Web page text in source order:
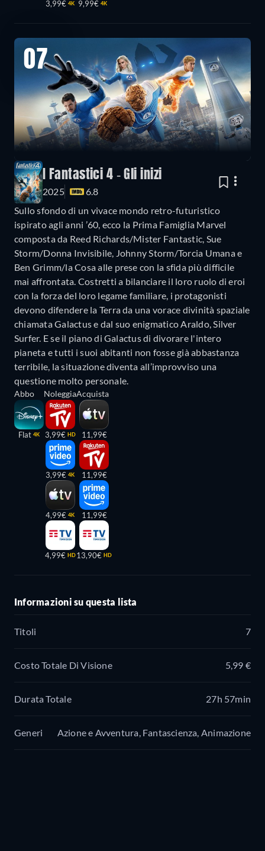
3,99€ 4K 9,99€ 4K
07
I Fantastici 4 - Gli inizi
2025
6.8
Sullo sfondo di un vivace mondo retro-futuristico
ispirato agli anni ’60, ecco la Prima Famiglia Marvel
composta da Reed Richards/Mister Fantastic, Sue
Storm/Donna Invisibile, Johnny Storm/Torcia Umana e
Ben Grimm/la Cosa alle prese con la sfida più difficile
mai affrontata. Costretti a bilanciare il loro ruolo di eroi
con la forza del loro legame familiare, i protagonisti
devono difendere la Terra da una vorace divinità spaziale
chiamata Galactus e dal suo enigmatico Araldo, Silver
Surfer. E se il piano di Galactus di divorare l'intero
pianeta e tutti i suoi abitanti non fosse già abbastanza
terribile, la situazione diventa all’improvviso una
questione molto personale.
Abbo
Flat 4K
Noleggia
3,99€ HD
3,99€ 4K
4,99€ 4K
4,99€ HD
Acquista
11,99€
11,99€
11,99€
13,90€ HD
Informazioni su questa lista
Titoli 7
Costo Totale Di Visione 5,99 €
Durata Totale 27h 57min
Generi Azione e Avventura, Fantascienza, Animazione